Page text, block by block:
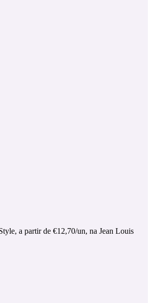
a partir de €12,70/un, na Jean Louis